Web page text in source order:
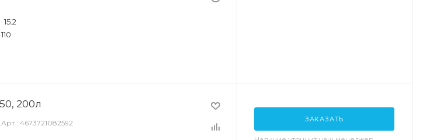
15.2
110
200л
Арт.: 4673721082592 ЗАКАЗАТЬ